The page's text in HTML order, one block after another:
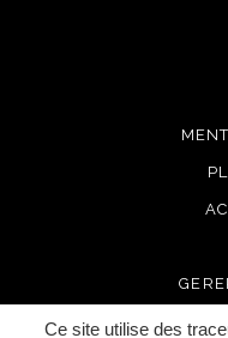
Ce site utilise des